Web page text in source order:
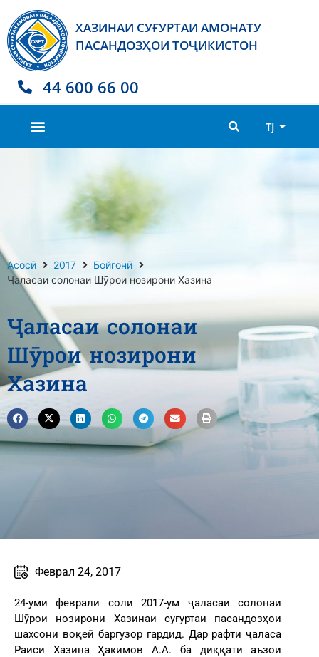
ХАЗИНАИ СУҒУРТАИ АМОНАТУ
ПАСАНДОЗҲОИ ТОҶИКИСТОН
44 600 66 00
TJ
EN
Асосӣ 2017
Бойгонӣ
Ҷаласаи солонаи Шӯрои нозирони Хазина
Ҷаласаи солонаи
Шӯрои нозирони
Хазина
Феврал 24, 2017
24-уми феврали соли 2017-ум ҷаласаи солонаи
Шӯрои нозирони Хазинаи суғуртаи пасандозҳои
шахсони воқеӣ баргузор гардид. Дар рафти ҷаласа
Раиси Хазина Ҳакимов А.А. ба диққати аъзои